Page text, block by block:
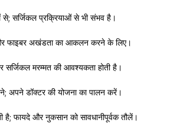
से; सर्जिकल प्रक्रियाओं से भी संभव है।
और फाइबर अखंडता का आकलन करने के लिए।
सर्जिकल मरम्मत की आवश्यकता होती है।
अपने डॉक्टर की योजना का पालन करें।
फायदे और नुकसान को सावधानीपूर्वक तौलें।